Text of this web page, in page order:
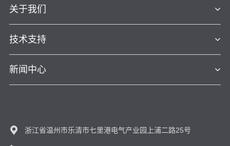
浙江省温州市乐清市七里港电气产业园上浦二路25号
关于我们
技术支持
新闻中心